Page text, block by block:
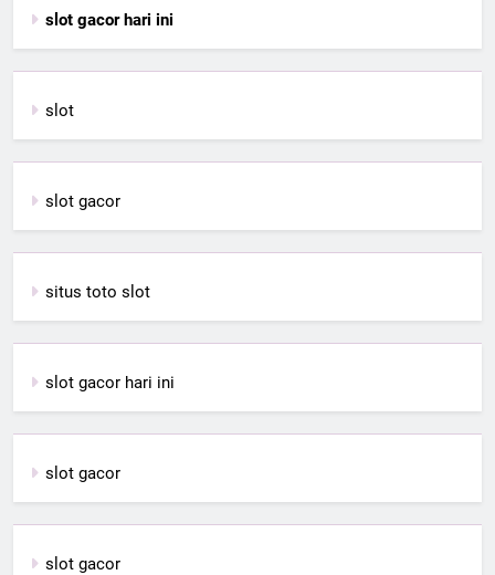
slot gacor hari ini
slot
slot gacor
situs toto slot
slot gacor hari ini
slot gacor
slot gacor